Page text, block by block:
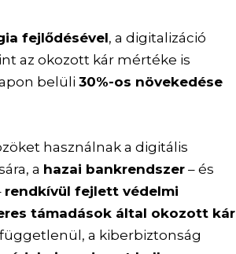
fejlődésével, a digitalizáció
az okozott kár mértéke is
belüli30%-os növekedése
használnak a digitális
a hazai bankrendszer – és
rendkívül fejlett védelmi
támadások által okozott kár
a kiberbiztonság